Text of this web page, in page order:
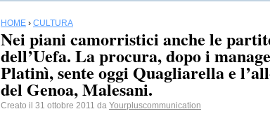
HOME › CULTURA
Nei piani camorristici anche le
dell’Uefa. La procura, dopo i
Platinì, sente oggi Quagliarella e
del Genoa, Malesani.
Creato il 31 ottobre 2011 da Yourpluscommunication